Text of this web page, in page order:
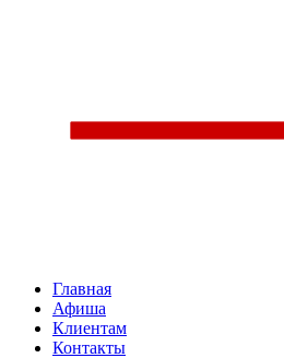
Главная
Афиша
Клиентам
Контакты